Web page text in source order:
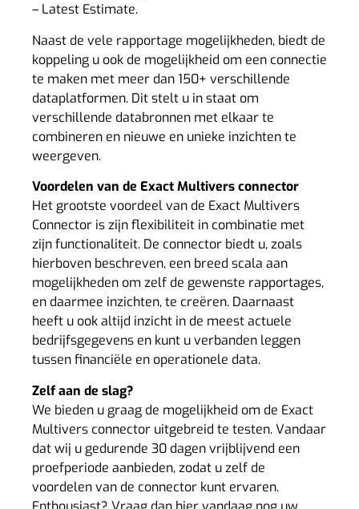
– Latest Estimate.
Naast de vele rapportage mogelijkheden, biedt de
koppeling u ook de mogelijkheid om een connectie
te maken met meer dan 150+ verschillende
dataplatformen. Dit stelt u in staat om
verschillende databronnen met elkaar te
combineren en nieuwe en unieke inzichten te
weergeven.
Voordelen van de Exact Multiversconnector
Het grootste voordeel van de Exact Multivers
Connector is zijn flexibiliteit in combinatie met
zijn functionaliteit. De connector biedt u, zoals
hierboven beschreven, een breed scala aan
mogelijkheden om zelf de gewenste rapportages,
en daarmee inzichten, te creëren. Daarnaast
heeft u ook altijd inzicht in de meest actuele
bedrijfsgegevens en kunt u verbanden leggen
tussen financiële en operationele data.
Zelf aan de slag?
We bieden u graag de mogelijkheid om de Exact
Multivers connector uitgebreid te testen. Vandaar
dat wij u gedurende 30 dagen vrijblijvend een
proefperiode aanbieden, zodat u zelf de
voordelen van de connector kunt ervaren.